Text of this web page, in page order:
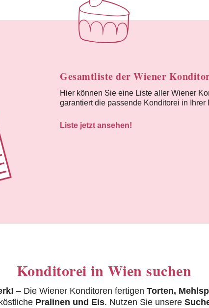
Gesamtliste der Wiener
Hier können Sie eine Liste aller Wiener
garantiert die passende Konditorei in Ihrer
Liste jetzt ansehen!
Konditorei in Wien suchen
– Die Wiener Konditoren fertigen Torten,
Pralinen und Eis. Nutzen Sie unsere